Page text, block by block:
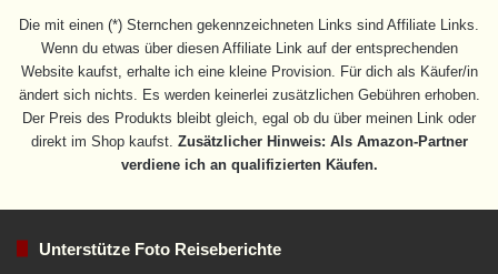
Die mit einen (*) Sternchen gekennzeichneten Links sind Affiliate Links.
Wenn du etwas über diesen Affiliate Link auf der entsprechenden
Website kaufst, erhalte ich eine kleine Provision. Für dich als Käufer/in
ändert sich nichts. Es werden keinerlei zusätzlichen Gebühren erhoben.
Der Preis des Produkts bleibt gleich, egal ob du über meinen Link oder
direkt im Shop kaufst. Zusätzlicher Hinweis: Als Amazon-Partner
verdiene ich an qualifizierten Käufen.
Unterstütze Foto Reiseberichte